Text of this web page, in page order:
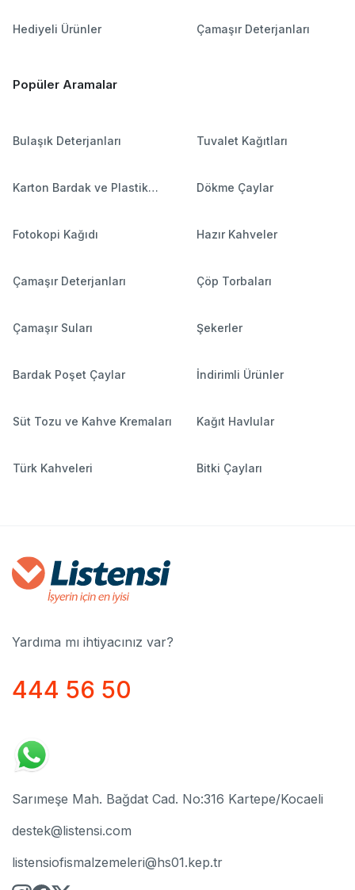
Hediyeli Ürünler Çamaşır Deterjanları
Popüler Aramalar
Bulaşık Deterjanları Tuvalet Kağıtları
Karton Bardak ve Plastik
Dökme Çaylar
Fotokopi Kağıdı Hazır Kahveler
Çamaşır Deterjanları Çöp Torbaları
Çamaşır Suları Şekerler
Bardak Poşet Çaylar İndirimli Ürünler
Süt Tozu ve Kahve Kremaları Kağıt Havlular
Türk Kahveleri Bitki Çayları
Yardıma mı ihtiyacınız var?
444 56 50
Sarımeşe Mah. Bağdat Cad. No:316 Kartepe/Kocaeli
destek@listensi.com
listensiofismalzemeleri@hs01.kep.tr